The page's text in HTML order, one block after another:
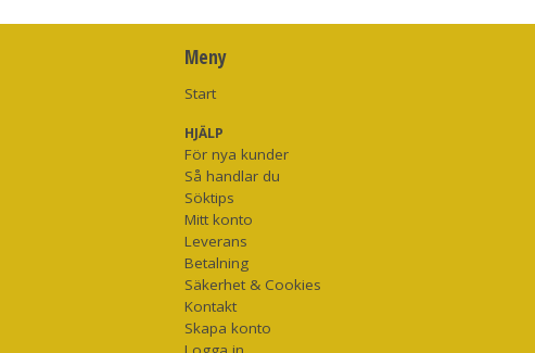
Meny
Start
HJÄLP
För nya kunder
Så handlar du
Söktips
Mitt konto
Leverans
Betalning
Säkerhet & Cookies
Kontakt
Skapa konto